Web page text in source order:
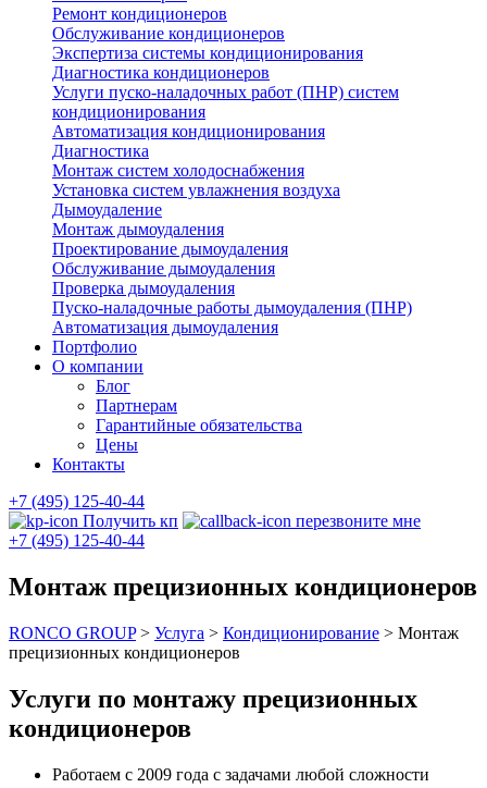
Ремонт кондиционеров
Обслуживание кондиционеров
Экспертиза системы кондиционирования
Диагностика кондиционеров
Услуги пуско-наладочных работ (ПНР) систем
кондиционирования
Автоматизация кондиционирования
Диагностика
Монтаж систем холодоснабжения
Установка систем увлажнения воздуха
Дымоудаление
Монтаж дымоудаления
Проектирование дымоудаления
Обслуживание дымоудаления
Проверка дымоудаления
Пуско-наладочные работы дымоудаления (ПНР)
Автоматизация дымоудаления
Портфолио
О компании
Блог
Партнерам
Гарантийные обязательства
Цены
Контакты
+7 (495) 125-40-44
Получить кп
перезвоните мне
+7 (495) 125-40-44
Монтаж прецизионных кондиционеров
RONCO GROUP> Услуга > Кондиционирование > Монтаж
прецизионных кондиционеров
Услуги по монтажу прецизионных
кондиционеров
Работаем с 2009 года с задачами любой сложности